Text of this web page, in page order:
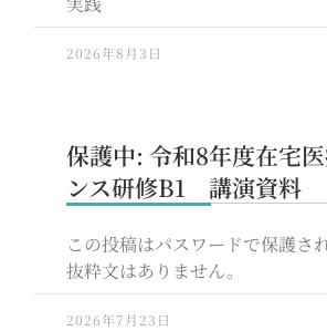
2026年8月3日
保護中: 令和8年度在宅
ンス研修B1 講演資料
この投稿はパスワードで保護さ
抜粋文はありません。
2026年7月23日